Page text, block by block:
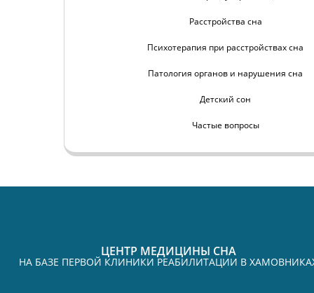
Расстройства сна
Психотерапия при расстройствах сна
Патология органов и нарушения сна
Детский сон
Частые вопросы
ЦЕНТР МЕДИЦИНЫ СНА
НА БАЗЕ ПЕРВОЙ КЛИНИКИ РЕАБИЛИТАЦИИ В